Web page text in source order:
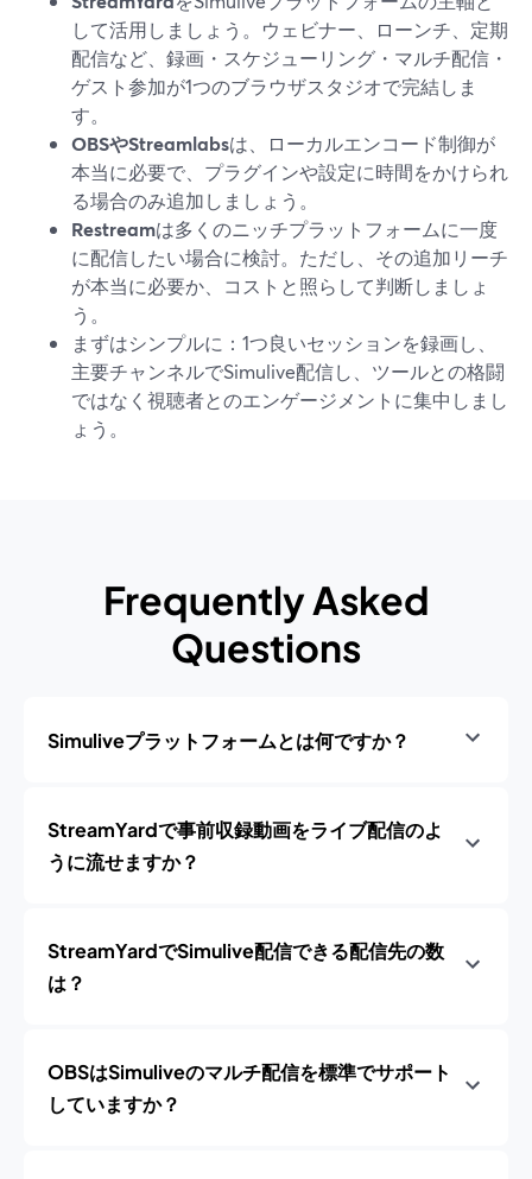
して活用しましょう。ウェビナー、ローンチ、定期
配信など、録画・スケジューリング・マルチ配信・
ゲスト参加が1つのブラウザスタジオで完結しま
す。
OBSやStreamlabsは、ローカルエンコード制御が
本当に必要で、プラグインや設定に時間をかけられ
る場合のみ追加しましょう。
Restreamは多くのニッチプラットフォームに一度
に配信したい場合に検討。ただし、その追加リーチ
が本当に必要か、コストと照らして判断しましょ
う。
まずはシンプルに：1つ良いセッションを録画し、
主要チャンネルでSimulive配信し、ツールとの格闘
ではなく視聴者とのエンゲージメントに集中しまし
ょう。
Frequently Asked
Questions
Simuliveプラットフォームとは何ですか？
StreamYardで事前収録動画をライブ配信のよ
うに流せますか？
StreamYardでSimulive配信できる配信先の数
は？
OBSはSimuliveのマルチ配信を標準でサポート
していますか？